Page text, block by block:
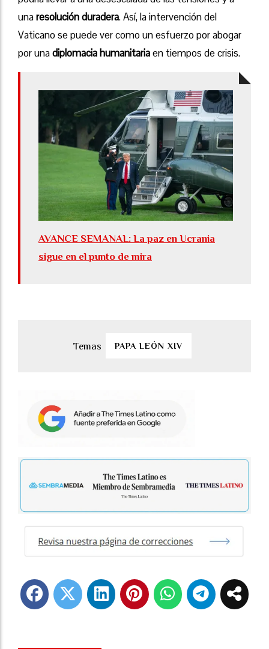
unaresolución duradera. Así, la intervención del
Vaticano se puede ver como un esfuerzo por abogar
por unadiplomacia humanitariaen tiempos de crisis.
AVANCE SEMANAL: La paz en Ucrania
sigue en el punto de mira
PAPA LEÓN XIV